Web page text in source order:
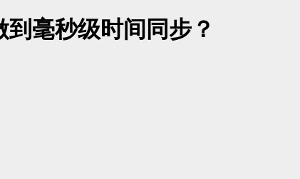
毫秒级时间同步？